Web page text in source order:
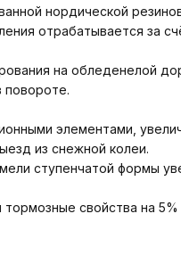
нордической
отрабатывается за
на обледенелой
повороте.
элементами,
из снежной колеи.
ступенчатой формы
тормозные свойства на